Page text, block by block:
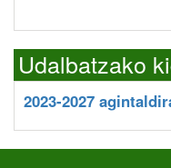
Udalbatzako
2023-2027